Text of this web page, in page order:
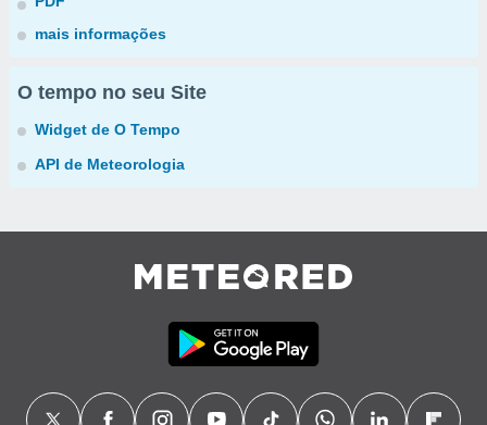
mais informações
O tempo no seu Site
Widget de O Tempo
API de Meteorologia